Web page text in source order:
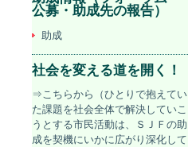
公募・助成先の報告）
助成
社会を変える道を開く！
⇒こちらから（ひとりで抱えてい
た課題を社会全体で解決していこ
うとする市民活動は、ＳＪＦの助
成を契機にいかに広がり深化して